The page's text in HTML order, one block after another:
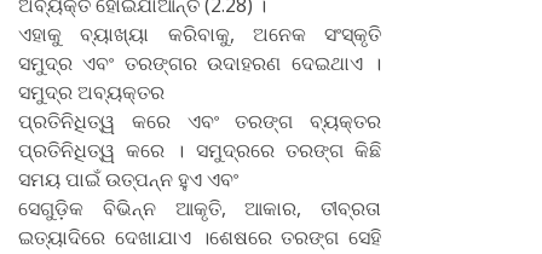
ଏହାକୁ ବ୍ୟାଖ୍ୟା କରିବାକୁ, ଅନେକ ସଂସ୍କୃତି
ସମୁଦ୍ର ଏବଂ ତରଙ୍ଗର ଉଦାହରଣ ଦେଇଥାଏ ।
ସମୁଦ୍ର ଅବ୍ୟକ୍ତର
ପ୍ରତିନିଧିତ୍ୱ କରେ ଏବଂ ତରଙ୍ଗ ବ୍ୟକ୍ତର
ପ୍ରତିନିଧିତ୍ୱ କରେ । ସମୁଦ୍ରରେ ତରଙ୍ଗ କିଛି
ସମୟ ପାଇଁ ଉତ୍ପନ୍ନ ହୁଏ ଏବଂ
ସେଗୁଡ଼ିକ ବିଭିନ୍ନ ଆକୃତି, ଆକାର, ତୀବ୍ରତା
ଇତ୍ୟାଦିରେ ଦେଖାଯାଏ ।ଶେଷରେ ତରଙ୍ଗ ସେହି